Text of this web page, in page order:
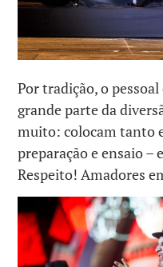
Por tradição, o
grande parte da
muito: colocam tanto
preparação e ensaio –
Respeito! Amadores